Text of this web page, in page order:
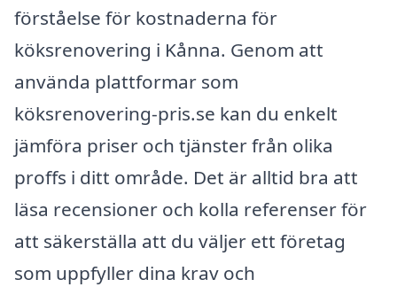
förståelse för kostnaderna för
köksrenovering i Kånna. Genom att
använda plattformar som
köksrenovering-pris.se kan du enkelt
jämföra priser och tjänster från olika
proffs i ditt område. Det är alltid bra att
läsa recensioner och kolla referenser för
att säkerställa att du väljer ett företag
som uppfyller dina krav och